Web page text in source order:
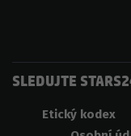
SLEDUJTE
Etický kodex